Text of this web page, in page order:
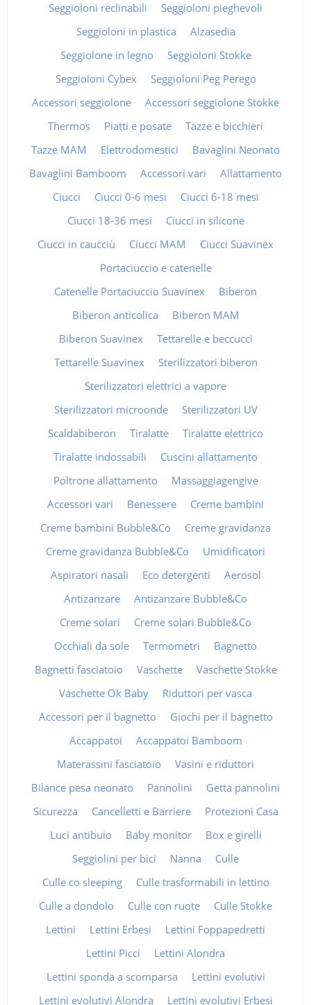
Seggioloni reclinabili
Seggioloni pieghevoli
Seggioloni in plastica
Alzasedia
Seggiolone in legno
Seggioloni Stokke
Seggioloni Cybex
Seggioloni Peg Perego
Accessori seggiolone
Accessori seggiolone Stokke
Thermos
Piatti e posate
Tazze e bicchieri
Tazze MAM
Elettrodomestici
Bavaglini Neonato
Bavaglini Bamboom
Accessori vari
Allattamento
Ciucci
Ciucci 0-6 mesi
Ciucci 6-18 mesi
Ciucci 18-36 mesi
Ciucci in silicone
Ciucci in caucciù
Ciucci MAM
Ciucci Suavinex
Portaciuccio e catenelle
Catenelle Portaciuccio Suavinex
Biberon
Biberon anticolica
Biberon MAM
Biberon Suavinex
Tettarelle e beccucci
Tettarelle Suavinex
Sterilizzatori biberon
Sterilizzatori elettrici a vapore
Sterilizzatori microonde
Sterilizzatori UV
Scaldabiberon
Tiralatte
Tiralatte elettrico
Tiralatte indossabili
Cuscini allattamento
Poltrone allattamento
Massaggiagengive
Accessori vari
Benessere
Creme bambini
Creme bambini Bubble&Co
Creme gravidanza
Creme gravidanza Bubble&Co
Umidificatori
Aspiratori nasali
Eco detergenti
Aerosol
Antizanzare
Antizanzare Bubble&Co
Creme solari
Creme solari Bubble&Co
Occhiali da sole
Termometri
Bagnetto
Bagnetti fasciatoio
Vaschette
Vaschette Stokke
Vaschette Ok Baby
Riduttori per vasca
Accessori per il bagnetto
Giochi per il bagnetto
Accappatoi
Accappatoi Bamboom
Materassini fasciatoio
Vasini e riduttori
Bilance pesa neonato
Pannolini
Getta pannolini
Sicurezza
Cancelletti e Barriere
Protezioni Casa
Luci antibuio
Baby monitor
Box e girelli
Seggiolini per bici
Nanna
Culle
Culle co sleeping
Culle trasformabili in lettino
Culle a dondolo
Culle con ruote
Culle Stokke
Lettini
Lettini Erbesi
Lettini Foppapedretti
Lettini Picci
Lettini Alondra
Lettini sponda a scomparsa
Lettini evolutivi
Lettini evolutivi Alondra
Lettini evolutivi Erbesi